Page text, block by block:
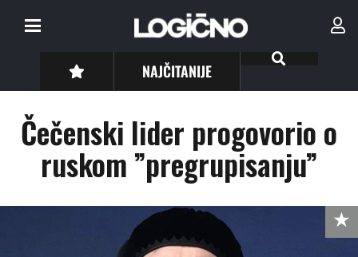
NAJČITANIJE
Čečenski lider progovorio o
ruskom ”pregrupisanju”